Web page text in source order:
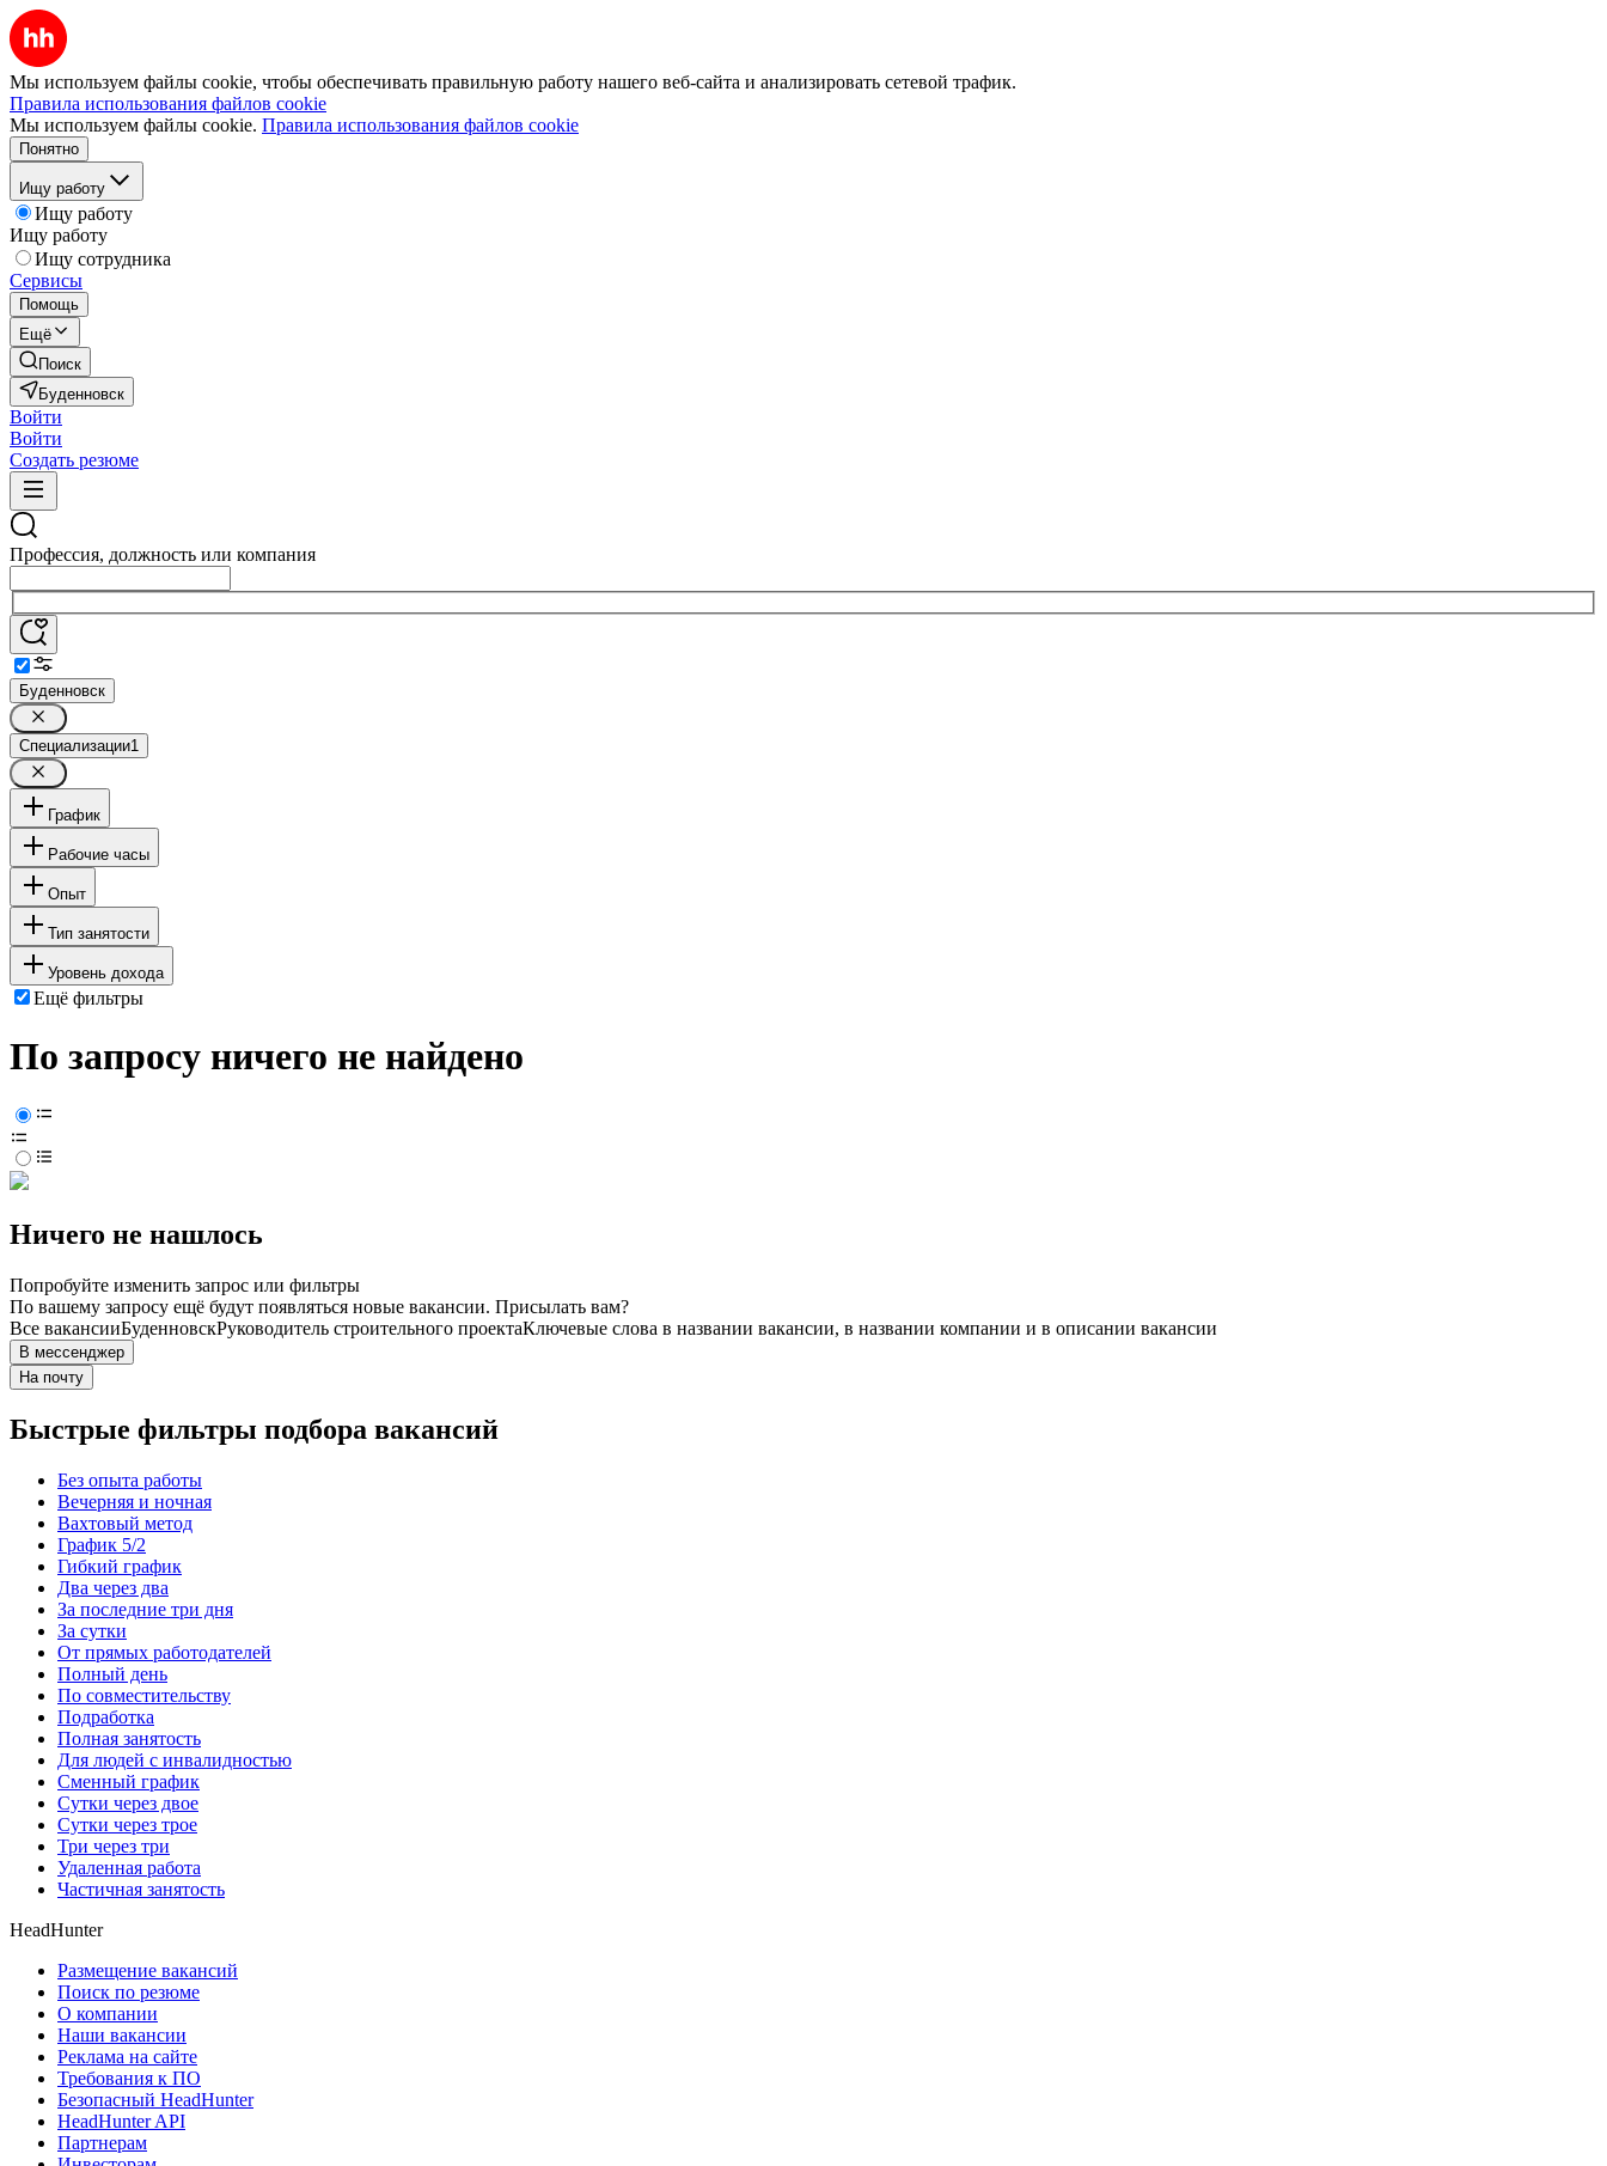
Мы используем файлы cookie, чтобы обеспечивать правильную работу нашего веб-сайта и анализировать сетевой трафик.
Правила использования файлов cookie
Мы используем файлы cookie. Правила использования файлов cookie
Понятно
Ищу работу
Ищу работу
Ищу работу
Ищу сотрудника
Сервисы
Помощь
Ещё
Поиск
Буденновск
Войти
Войти
Создать резюме
Профессия, должность или компания
Буденновск
Специализации1
График
Рабочие часы
Опыт
Тип занятости
Уровень дохода
Ещё фильтры
По запросу ничего не найдено
Ничего не нашлось
Попробуйте изменить запрос или фильтры
По вашему запросу ещё будут появляться новые вакансии. Присылать вам?
Все вакансииБуденновскРуководитель строительного проектаКлючевые слова в названии вакансии, в названии компании и в описании вакансии
В мессенджер
На почту
Быстрые фильтры подбора вакансий
Без опыта работы
Вечерняя и ночная
Вахтовый метод
График 5/2
Гибкий график
Два через два
За последние три дня
За сутки
От прямых работодателей
Полный день
По совместительству
Подработка
Полная занятость
Для людей с инвалидностью
Сменный график
Сутки через двое
Сутки через трое
Три через три
Удаленная работа
Частичная занятость
HeadHunter
Размещение вакансий
Поиск по резюме
О компании
Наши вакансии
Реклама на сайте
Требования к ПО
Безопасный HeadHunter
HeadHunter API
Партнерам